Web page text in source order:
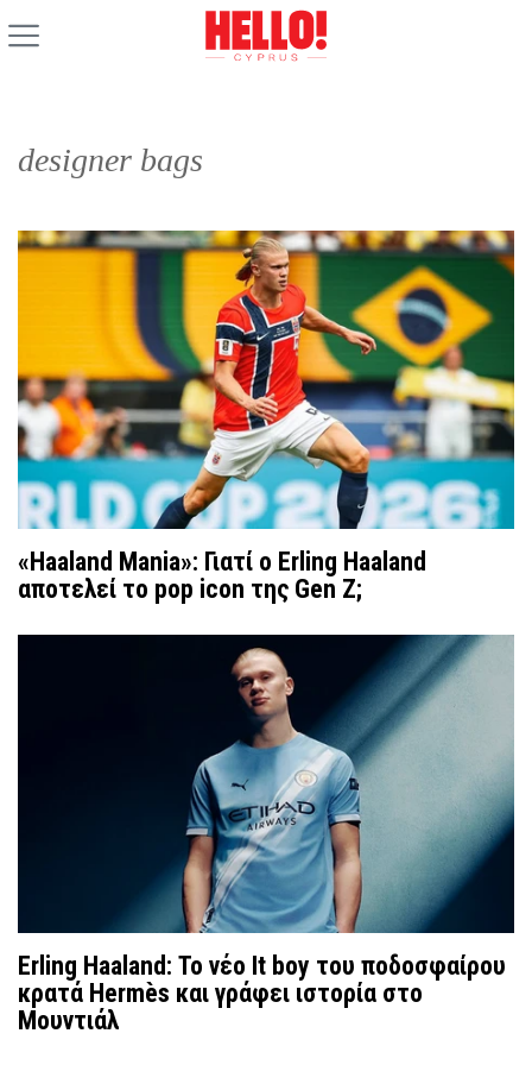
designer bags
«Haaland Mania»: Γιατί ο Erling Haaland
αποτελεί το pop icon της Gen Z;
Erling Haaland: Το νέο Ιt boy του ποδοσφαίρου
κρατά Hermès και γράφει ιστορία στο
Μουντιάλ